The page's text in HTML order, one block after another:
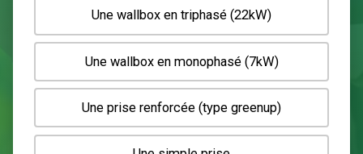
Quel type de borne souhaitez-
installer ?
Une wallbox en triphasé (22kW)